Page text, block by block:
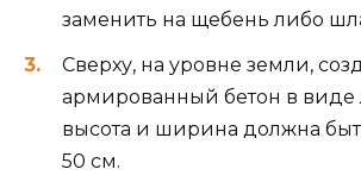
заменить на щебень либо
Сверху, на уровне земли,
армированный бетон в виде
высота и ширина должна
50 см.